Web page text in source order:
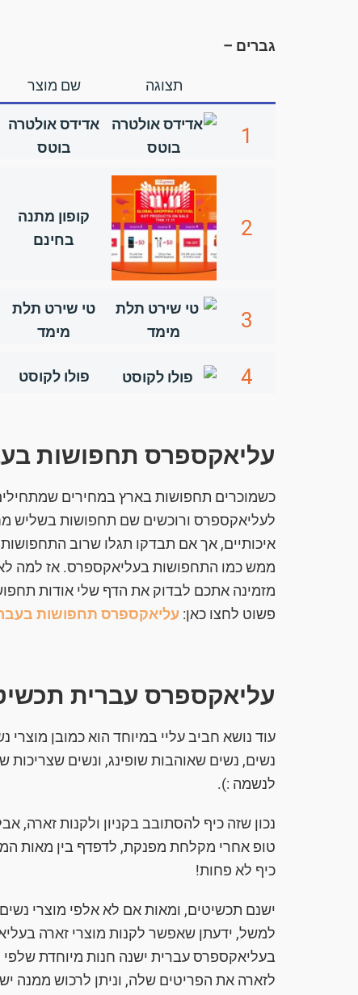
גברים –
תצוגה שם מוצר
1
אדידס אולטרה
בוטס
2
קופון מתנה
בחינם
3
טי שירט תלת
מימד
4 פולו לקוסט
עליאקספרס תחפושות
לעליאקספרס ורוכשים שם תחפושות בשליש
איכותיים, אך אם תבדקו תגלו שרוב
ממש כמו התחפושות בעליאקספרס. אז למה
מזמינה אתכם לבדוק את הדף שלי אודות
פשוט לחצו כאן: עליאקספרס תחפושות
עליאקספרס עברית
נשים, נשים שאוהבות שופינג, ונשים שצריכות
לנשמה :).
נכון שזה כיף להסתובב בקניון ולקנות
טופ אחרי מקלחת מפנקת, לדפדף בין מאות
כיף לא פחות!
ישנם תכשיטים, ומאות אם לא אלפי מוצרי
למשל, ידעתן שאפשר לקנות מוצרי זארה
בעליאקספרס עברית ישנה חנות מיוחדת
לזארה את הפריטים שלה, וניתן לרכוש ממנה